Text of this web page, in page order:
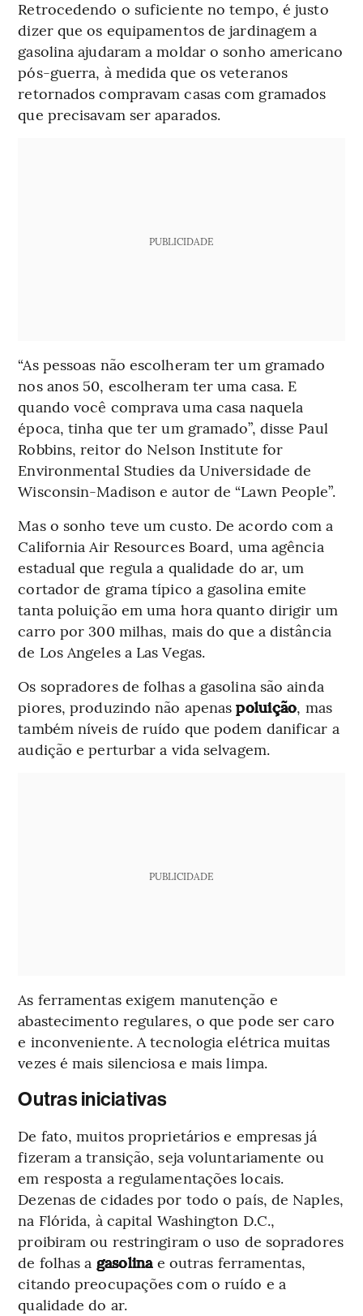
Retrocedendo o suficiente no tempo, é justo
dizer que os equipamentos de jardinagem a
gasolina ajudaram a moldar o sonho americano
pós-guerra, à medida que os veteranos
retornados compravam casas com gramados
que precisavam ser aparados.
PUBLICIDADE
“As pessoas não escolheram ter um gramado
nos anos 50, escolheram ter uma casa. E
quando você comprava uma casa naquela
época, tinha que ter um gramado”, disse Paul
Robbins, reitor do Nelson Institute for
Environmental Studies da Universidade de
Wisconsin-Madison e autor de “Lawn People”.
Mas o sonho teve um custo. De acordo com a
California Air Resources Board, uma agência
estadual que regula a qualidade do ar, um
cortador de grama típico a gasolina emite
tanta poluição em uma hora quanto dirigir um
carro por 300 milhas, mais do que a distância
de Los Angeles a Las Vegas.
Os sopradores de folhas a gasolina são ainda
piores, produzindo não apenaspoluição, mas
também níveis de ruído que podem danificar a
audição e perturbar a vida selvagem.
PUBLICIDADE
As ferramentas exigem manutenção e
abastecimento regulares, o que pode ser caro
e inconveniente. A tecnologia elétrica muitas
vezes é mais silenciosa e mais limpa.
Outras iniciativas
De fato, muitos proprietários e empresas já
fizeram a transição, seja voluntariamente ou
em resposta a regulamentações locais.
Dezenas de cidades por todo o país, de Naples,
na Flórida, à capital Washington D.C.,
proibiram ou restringiram o uso de sopradores
de folhas a gasolinae outras ferramentas,
citando preocupações com o ruído e a
qualidade do ar.